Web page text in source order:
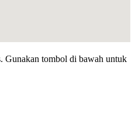
Gunakan tombol di bawah untuk